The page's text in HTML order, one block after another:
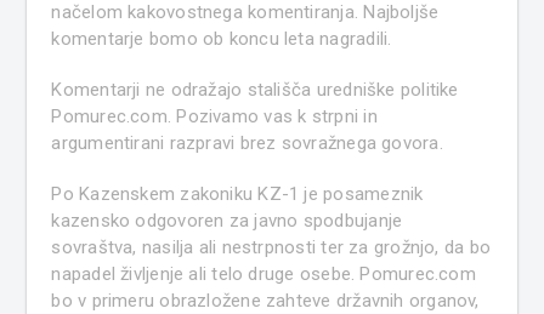
načelom kakovostnega komentiranja. Najboljše
komentarje bomo ob koncu leta nagradili.
Komentarji ne odražajo stališča uredniške politike
Pomurec.com. Pozivamo vas k strpni in
argumentirani razpravi brez sovražnega govora.
Po Kazenskem zakoniku KZ-1 je posameznik
kazensko odgovoren za javno spodbujanje
sovraštva, nasilja ali nestrpnosti ter za grožnjo, da bo
napadel življenje ali telo druge osebe. Pomurec.com
bo v primeru obrazložene zahteve državnih organov,